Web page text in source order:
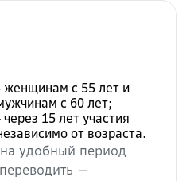
женщинам с 55 лет и
с 60 лет;
через 15 лет участия
от возраста.
удобный период
– от 5 лет
—